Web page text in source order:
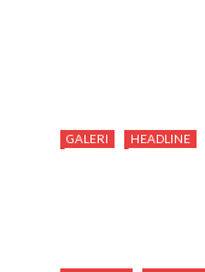
GALERI HEADLINE